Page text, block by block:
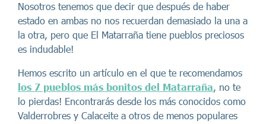
Nosotros tenemos que decir que después de haber
estado en ambas no nos recuerdan demasiado la una a
la otra, pero que El Matarraña tiene pueblos preciosos
es indudable!
Hemos escrito un artículo en el que te recomendamos
los 7 pueblos más bonitos del Matarraña, no te
lo pierdas! Encontrarás desde los más conocidos como
Valderrobres y Calaceite a otros de menos populares